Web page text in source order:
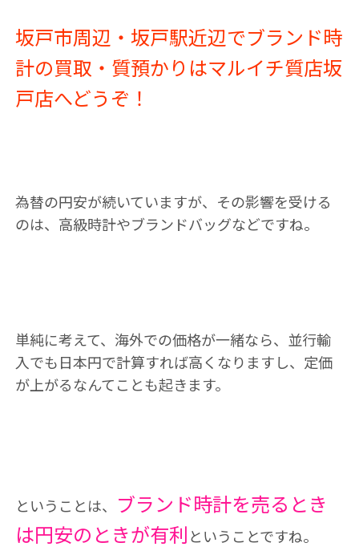
坂戸市周辺・坂戸駅近辺でブランド時
計の買取・質預かりはマルイチ質店坂
戸店へどうぞ！
為替の円安が続いていますが、その影響を受ける
のは、高級時計やブランドバッグなどですね。
単純に考えて、海外での価格が一緒なら、並行輸
入でも日本円で計算すれば高くなりますし、定価
が上がるなんてことも起きます。
ということは、
ブランド時計を売るとき
は円安のときが有利ということですね。